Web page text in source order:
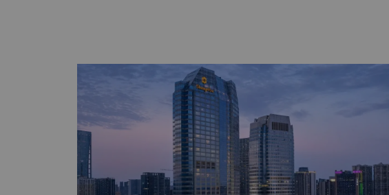
（シューファン）とタッグを組み、エグゼクティブシェフ唐柯麗（タ
ー）による24の味をお楽しみいただける香宮四川料理をご用意してお
た、ご家族でのお集まりやビジネスバンケットに最適なプライベート
ルームも多数ご用意しております。 エレガントで静かなロビーラウン
床から天井までの大きなガラス越しに美しい川の眺めをお楽しみいた
また、24時間ルームサービスもご利用いただけます。 シャングリ・ラ グル
ープ自慢のスパでは、11室の広々としたトリートメントルーム（うち
ルルーム）、屋外テニスコート、プライベートヨガスタジオ、25メ